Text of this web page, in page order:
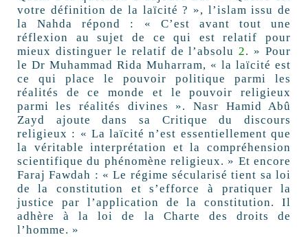
votre définition de la laïcité ? », l’islam issu de
la Nahda répond : « C’est avant tout une
réflexion au sujet de ce qui est relatif pour
mieux distinguer le relatif de l’absolu 2. » Pour
le Dr Muhammad Rida Muharram, « la laïcité est
ce qui place le pouvoir politique parmi les
réalités de ce monde et le pouvoir religieux
parmi les réalités divines ». Nasr Hamid Abû
Zayd ajoute dans sa Critique du discours
religieux : « La laïcité n’est essentiellement que
la véritable interprétation et la compréhension
scientifique du phénomène religieux. » Et encore
Faraj Fawdah : « Le régime sécularisé tient sa loi
de la constitution et s’efforce à pratiquer la
justice par l’application de la constitution. Il
adhère à la loi de la Charte des droits de
l’homme. »